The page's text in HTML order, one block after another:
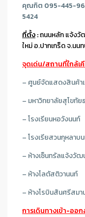
คุณกิต 095-445-
5424
ที่ตั้ง:ถนนหลัก แจ้งวั
ใหม่ อ.ปากเกร็ด จ.นน
จุดเด่น/สถานที่ใกล้เ
– ศูนย์จัดแสดงสินค้า
– มหาวิทยาลัยสุโขทัย
– โรงเรียนหอวังนนท์
– โรงเรียสวนกุหลาบ
– ห้างเซ็นทรัลแจ้งวัฒ
– ห้างโลตัสติวานนท์
– ห้างโรบินสันศรีสมา
การเดินทางเข้า-ออ